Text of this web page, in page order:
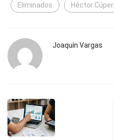
Eliminados Héctor Cúper
Joaquín Vargas